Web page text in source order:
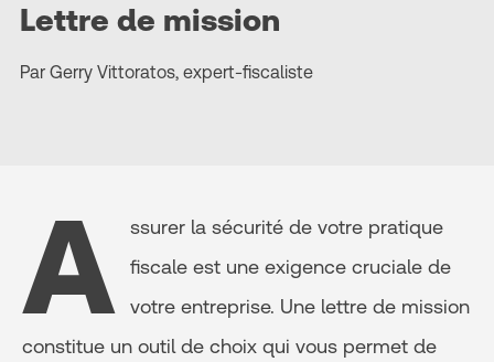
Lettre de mission
Par Gerry Vittoratos, expert-fiscaliste
A
ssurer la sécurité de votre pratique
fiscale est une exigence cruciale de
votre entreprise. Une lettre de mission
constitue un outil de choix qui vous permet de